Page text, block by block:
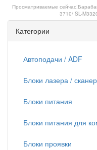
Просматриваемые сейчас:
3710/ SL-
Категории
Автоподачи / ADF
Блоки лазера /
Блоки питания
Блоки питания для
Блоки проявки